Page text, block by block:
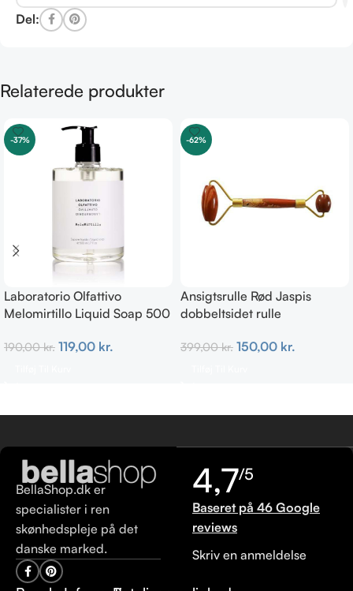
Del:
Relaterede produkter
-37%
Laboratorio Olfattivo
Melomirtillo Liquid Soap 500
190,00kr. 119,00 kr.
-62%
Ansigtsrulle Rød Jaspis
dobbeltsidet rulle
399,00kr. 150,00 kr.
BellaShop.dk er
specialister i ren
skønhedspleje på det
danske marked.
4,7/5
Baseret på 46 Google
reviews
Skriv en anmeldelse